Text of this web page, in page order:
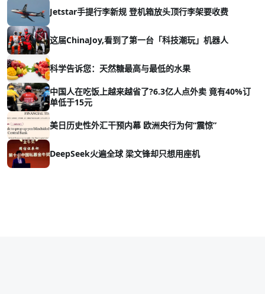
Jetstar手提行李新规 登机箱放头顶行李架要收费
这届ChinaJoy,看到了第一台「科技潮玩」机器人
科学告诉您：天然糖最高与最低的水果
中国人在吃饭上越来越省了?6.3亿人点外卖 竟有40%订
单低于15元
美日历史性外汇干预内幕 欧洲央行为何“震惊”
DeepSeek火遍全球 梁文锋却只想用座机